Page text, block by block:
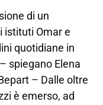
di un
istituti Omar e
quotidiane in
spiegano Elena
– Dalle oltre
è emerso, ad